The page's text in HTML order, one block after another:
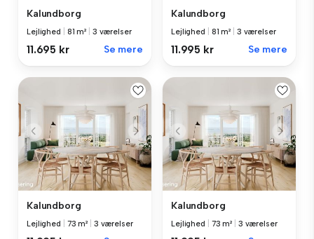
Kalundborg
Lejlighed 81 m² 3 værelser
11.695 kr Se mere
Kalundborg
Lejlighed 81 m² 3 værelser
11.995 kr Se mere
Kalundborg
Lejlighed 73 m² 3 værelser
Kalundborg
Lejlighed 73 m² 3 værelser